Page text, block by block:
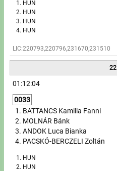
HUN
HUN
HUN
HUN
LIC:220793,220796,231670,231510
22
01:12:04
0033
BATTANCS Kamilla Fanni
MOLNÁR Bánk
ANDOK Luca Bianka
PACSKÓ-BERCZELI Zoltán
HUN
HUN